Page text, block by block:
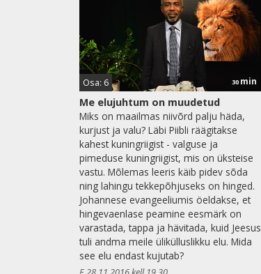
Osa: 6 30 min
Me elujuhtum on muudetud
Miks on maailmas niivõrd palju häda,
kurjust ja valu? Läbi Piibli räägitakse
kahest kuningriigist - valguse ja
pimeduse kuningriigist, mis on üksteise
vastu. Mõlemas leeris käib pidev sõda
ning lahingu tekkepõhjuseks on hinged.
Johannese evangeeliumis öeldakse, et
hingevaenlase peamine eesmärk on
varastada, tappa ja hävitada, kuid Jeesus
tuli andma meile ülikülluslikku elu. Mida
see elu endast kujutab?